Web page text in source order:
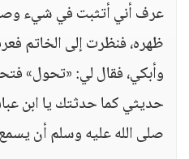
عرف أني أتثبت في شيء
ظهره، فنظرت إلى الخاتم
وأبكي، فقال لي: «تحول»
حديثي كما حدثتك يا ابن
صلى الله عليه وسلم أن